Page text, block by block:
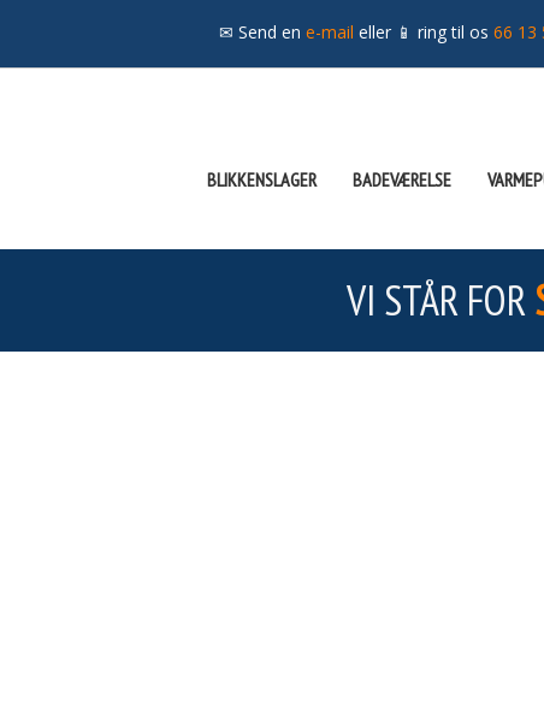
✉ Send en e-mail eller 📱 ring til os 66 13
BLIKKENSLAGER BADEVÆRELSE
VI STÅR FOR